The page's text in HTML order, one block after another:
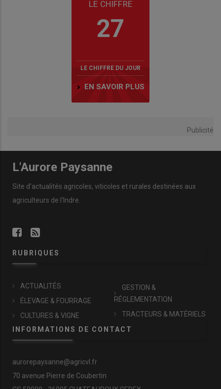
LE CHIFFRE
27
LE CHIFFRE DU JOUR
EN SAVOIR PLUS
Publicité
L'Aurore Paysanne
Site d'actualités agricoles, viticoles et rurales destinées aux
agriculteurs de l'Indre.
RUBRIQUES
ACTUALITÉS
ÉLEVAGE & FOURRAGE
CULTURES & VIGNE
GESTION &
RÉGLEMENTATION
TRACTEURS & MATÉRIELS
INFORMATIONS DE CONTACT
aurorepaysanne@agricvl.fr
70 avenue Pierre de Coubertin